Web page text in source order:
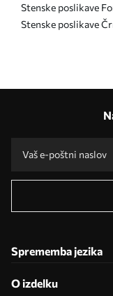
Stenske poslikave
Stenske poslikave
Sprememba jezika
O izdelku